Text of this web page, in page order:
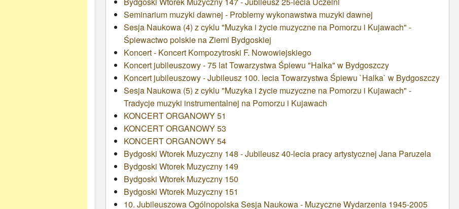
Seminarium muzyki dawnej - Problemy wykonawstwa muzyki dawnej
Sesja Naukowa (4) z cyklu "Muzyka i życie muzyczne na Pomorzu i Kujawach" -
Śpiewactwo polskie na Ziemi Bydgoskiej
Koncert - Koncert Kompozytroski F. Nowowiejskiego
Koncert jubileuszowy - 75 lat Towarzystwa Śpiewu "Halka" w Bydgoszczy
Koncert jubileuszowy - Jubileusz 100. lecia Towarzystwa Śpiewu `Halka` w Bydgoszczy
Sesja Naukowa (5) z cyklu "Muzyka i życie muzyczne na Pomorzu i Kujawach" -
Tradycje muzyki instrumentalnej na Pomorzu i Kujawach
KONCERT ORGANOWY 51
KONCERT ORGANOWY 53
KONCERT ORGANOWY 54
Bydgoski Wtorek Muzyczny 148 - Jubileusz 40-lecia pracy artystycznej Jana Paruzela
Bydgoski Wtorek Muzyczny 149
Bydgoski Wtorek Muzyczny 150
Bydgoski Wtorek Muzyczny 151
10. Jubileuszowa Ogólnopolska Sesja Naukowa - Muzyczne Wydarzenia 1945-2005